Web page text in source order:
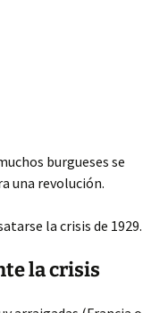
burgueses se
una revolución.
la crisis de 1929.
la crisis